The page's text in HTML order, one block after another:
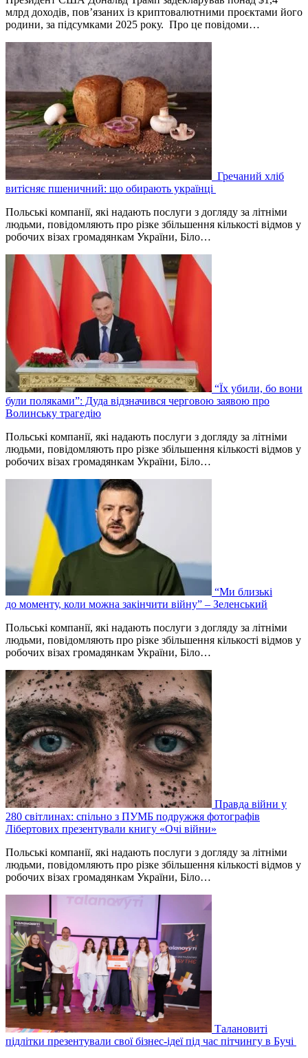
млрд доходів, пов’язаних із криптовалютними проєктами його
родини, за підсумками 2025 року. Про це повідоми…
Гречаний хліб
витісняє пшеничний: що обирають українці
Польські компанії, які надають послуги з догляду за літніми
людьми, повідомляють про різке збільшення кількості відмов у
робочих візах громадянкам України, Біло…
“Їх убили, бо вони
були поляками”: Дуда відзначився черговою заявою про
Волинську трагедію
Польські компанії, які надають послуги з догляду за літніми
людьми, повідомляють про різке збільшення кількості відмов у
робочих візах громадянкам України, Біло…
“Ми близькі
до моменту, коли можна закінчити війну” – Зеленський
Польські компанії, які надають послуги з догляду за літніми
людьми, повідомляють про різке збільшення кількості відмов у
робочих візах громадянкам України, Біло…
Правда війни у
280 світлинах: спільно з ПУМБ подружжя фотографів
Лібертових презентували книгу «Очі війни»
Польські компанії, які надають послуги з догляду за літніми
людьми, повідомляють про різке збільшення кількості відмов у
робочих візах громадянкам України, Біло…
Талановиті
підлітки презентували свої бізнес-ідеї під час пітчингу в Бучі